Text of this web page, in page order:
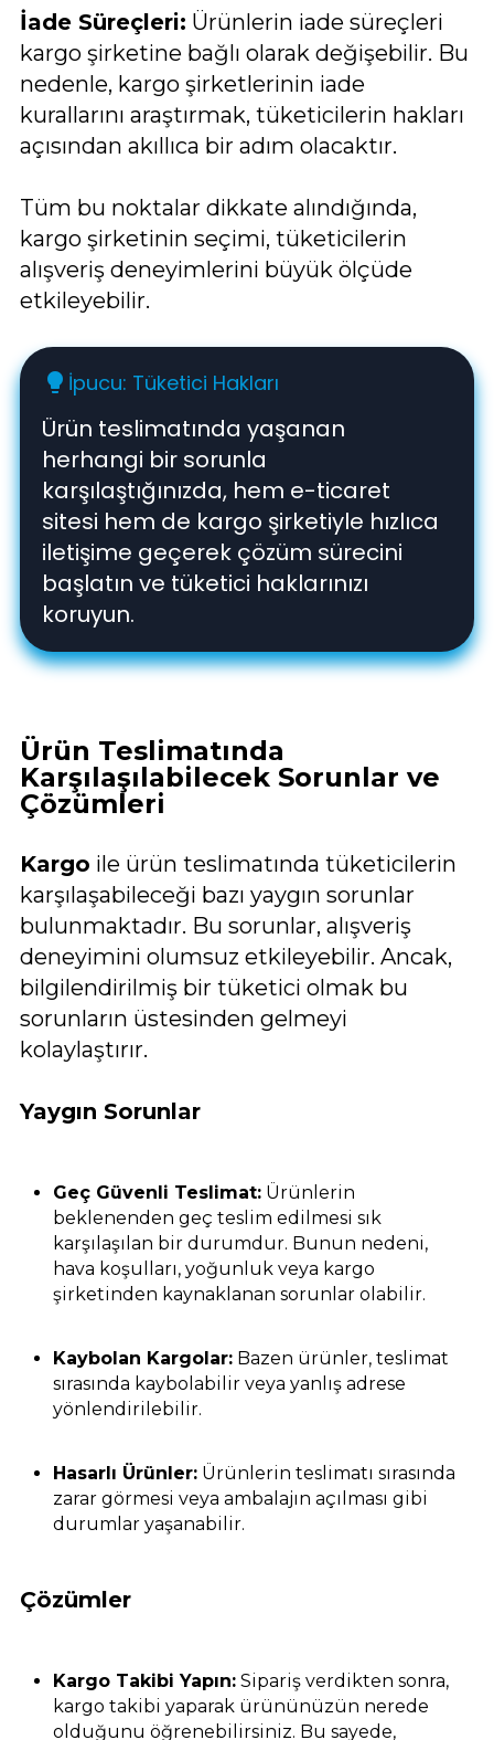
İade Süreçleri: Ürünlerin iade süreçleri
kargo şirketine bağlı olarak değişebilir. Bu
nedenle, kargo şirketlerinin iade
kurallarını araştırmak, tüketicilerin hakları
açısından akıllıca bir adım olacaktır.
Tüm bu noktalar dikkate alındığında,
kargo şirketinin seçimi, tüketicilerin
alışveriş deneyimlerini büyük ölçüde
etkileyebilir.
lightbulb İpucu: Tüketici Hakları
Ürün teslimatında yaşanan
herhangi bir sorunla
karşılaştığınızda, hem e-ticaret
sitesi hem de kargo şirketiyle hızlıca
iletişime geçerek çözüm sürecini
başlatın ve tüketici haklarınızı
koruyun.
Ürün Teslimatında
Karşılaşılabilecek Sorunlar ve
Çözümleri
Kargo ile ürün teslimatında tüketicilerin
karşılaşabileceği bazı yaygın sorunlar
bulunmaktadır. Bu sorunlar, alışveriş
deneyimini olumsuz etkileyebilir. Ancak,
bilgilendirilmiş bir tüketici olmak bu
sorunların üstesinden gelmeyi
kolaylaştırır.
Yaygın Sorunlar
Geç Güvenli Teslimat: Ürünlerin
beklenenden geç teslim edilmesi sık
karşılaşılan bir durumdur. Bunun nedeni,
hava koşulları, yoğunluk veya kargo
şirketinden kaynaklanan sorunlar olabilir.
Kaybolan Kargolar: Bazen ürünler, teslimat
sırasında kaybolabilir veya yanlış adrese
yönlendirilebilir.
Hasarlı Ürünler: Ürünlerin teslimatı sırasında
zarar görmesi veya ambalajın açılması gibi
durumlar yaşanabilir.
Çözümler
Kargo Takibi Yapın: Sipariş verdikten sonra,
kargo takibi yaparak ürününüzün nerede
olduğunu öğrenebilirsiniz. Bu sayede,